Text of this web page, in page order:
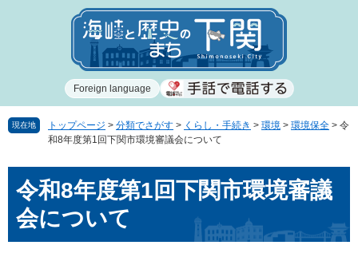
で
ば
Foreign language
現在地 トップページ > 分類でさがす > くらし・手続き > 環境 > 環境保全 > 令
和8年度第1回下関市環境審議会について
文令和8年度第1回下関市環境審議
会について